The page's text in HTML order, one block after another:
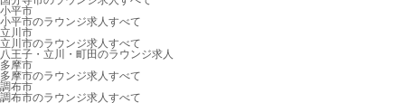
小平市
小平市のラウンジ求人すべて
立川市
立川市のラウンジ求人すべて
八王子・立川・町田のラウンジ求人
多摩市
多摩市のラウンジ求人すべて
調布市
調布市のラウンジ求人すべて